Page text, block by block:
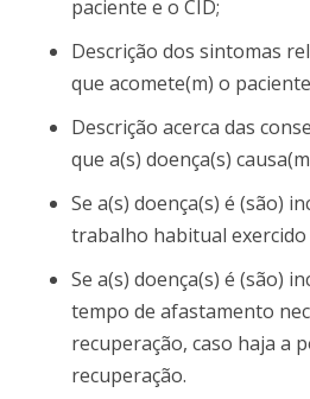
paciente e o CID;
Descrição dos sintomas
que acomete(m) o
Descrição acerca das
que a(s) doença(s)
Se a(s) doença(s) é (são)
trabalho habitual exercido
Se a(s) doença(s) é (são)
tempo de afastamento
recuperação, caso haja a
recuperação.